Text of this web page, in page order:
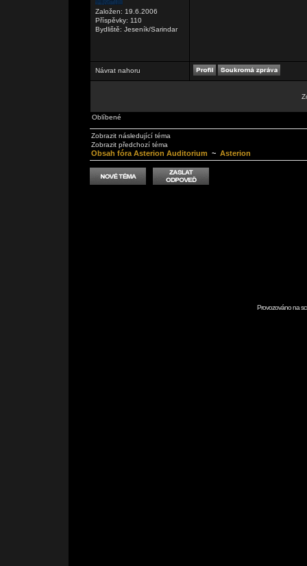
Založen: 19.6.2006
Příspěvky: 110
Bydliště: Jeseník/Sarindar
Návrat nahoru
Oblíbené
Zobrazit následující téma
Zobrazit předchozí téma
Obsah fóra Asterion Auditorium ~ Asterion
Provozováno na